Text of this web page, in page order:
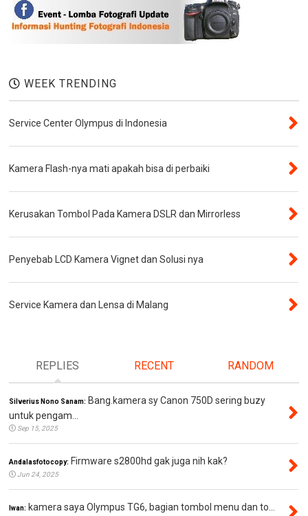
WEEK TRENDING
Service Center Olympus di Indonesia
Kamera Flash-nya mati apakah bisa di perbaiki
Kerusakan Tombol Pada Kamera DSLR dan Mirrorless
Penyebab LCD Kamera Vignet dan Solusi nya
Service Kamera dan Lensa di Malang
REPLIES RECENT RANDOM
Silverius Nono Sanam: Bang.kamera sy Canon 750D sering buzy
untuk pengam...
Sep 15, 2025
Andalasfotocopy: Firmware s2800hd gak juga nih kak?
Jun 24, 2025
Iwan: kamera saya Olympus TG6, bagian tombol menu dan to...